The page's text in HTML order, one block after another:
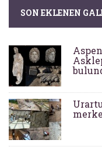
SON EKLENEN